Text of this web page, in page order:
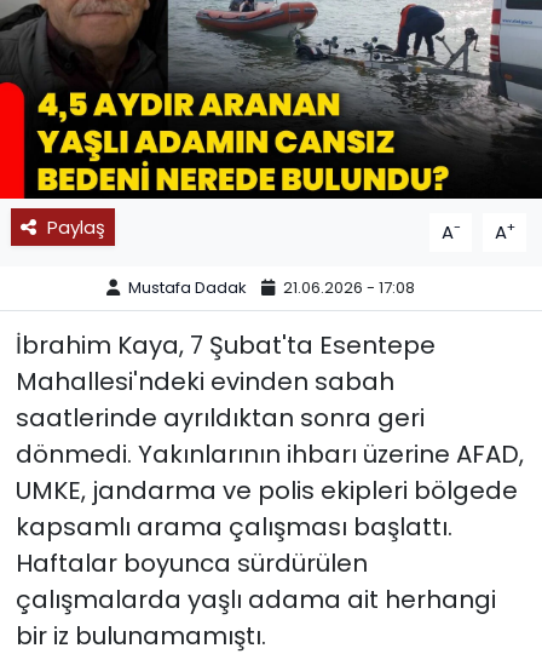
Paylaş A- A+
Mustafa Dadak 21.06.2026 - 17:08
İbrahim Kaya, 7 Şubat'ta Esentepe
Mahallesi'ndeki evinden sabah
saatlerinde ayrıldıktan sonra geri
dönmedi. Yakınlarının ihbarı üzerine AFAD,
UMKE, jandarma ve polis ekipleri bölgede
kapsamlı arama çalışması başlattı.
Haftalar boyunca sürdürülen
çalışmalarda yaşlı adama ait herhangi
bir iz bulunamamıştı.